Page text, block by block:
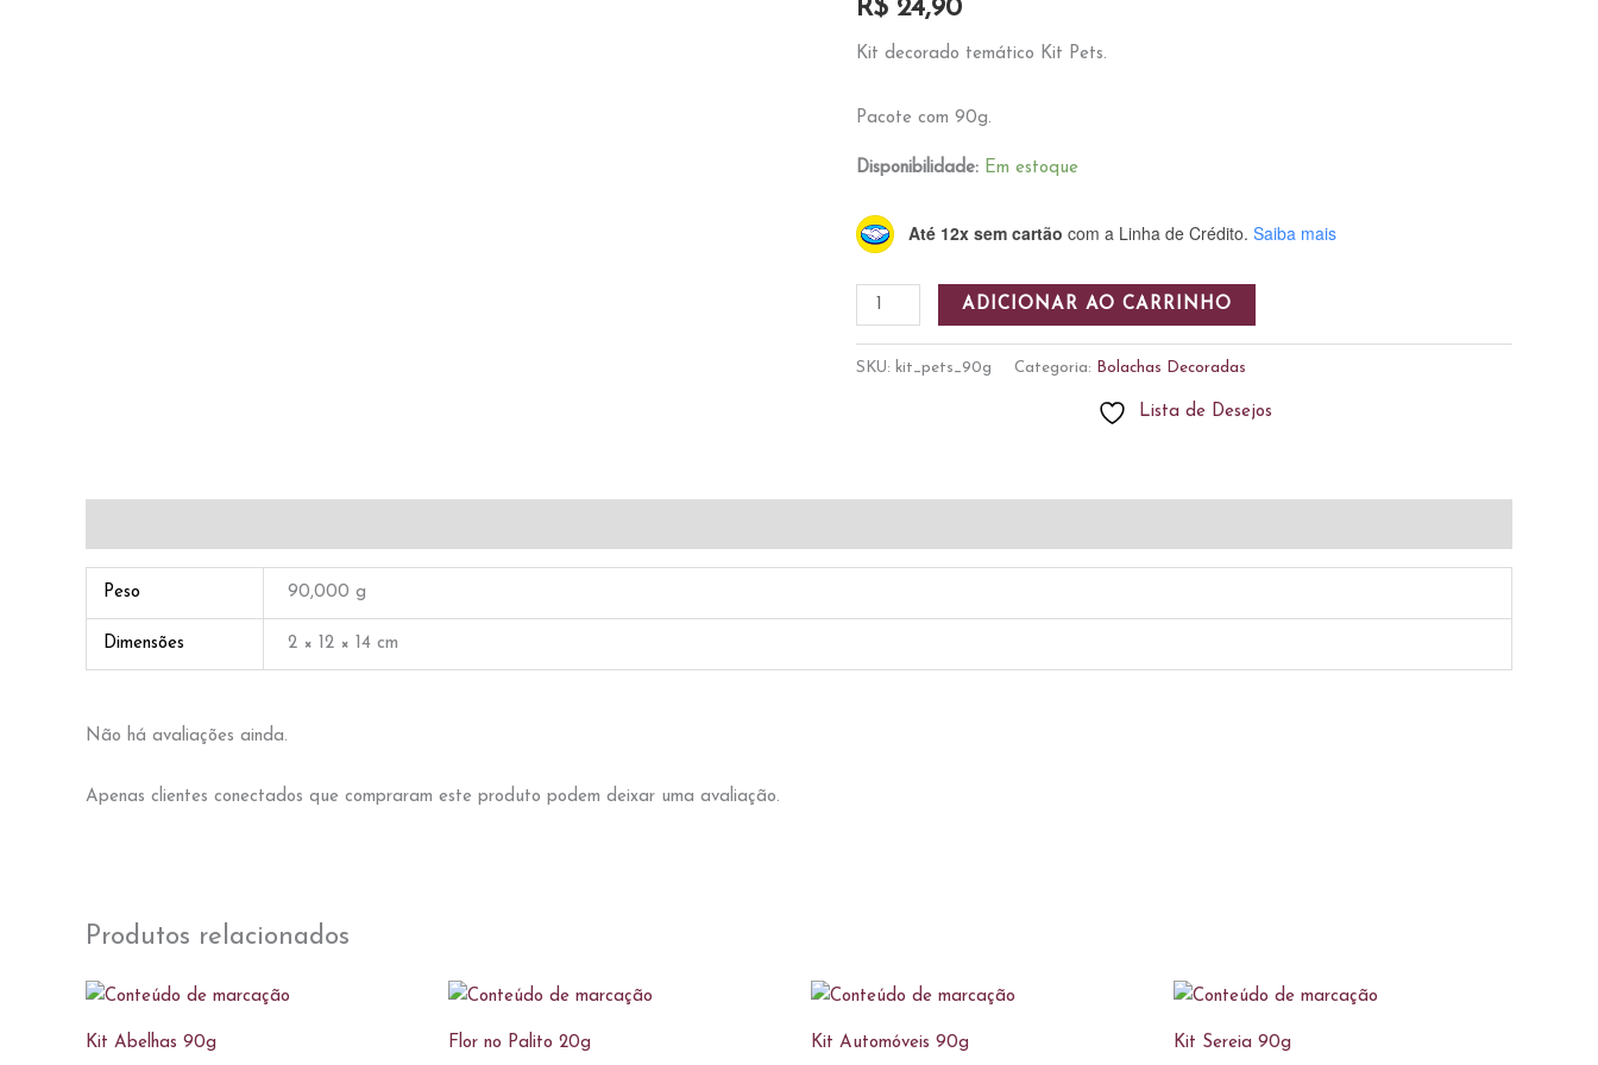
R$ 24,90
Kit decorado temático Kit Pets.
Pacote com 90g.
Disponibilidade: Em estoque
Até 12x sem cartão com a Linha de Crédito. Saiba mais
Kit
Pets
90g
ADICIONAR AO CARRINHO
SKU: kit_pets_90g Categoria: Bolachas Decoradas
Lista de Desejos
Peso 90,000 g
Dimensões 2 × 12 × 14 cm
Não há avaliações ainda.
Apenas clientes conectados que compraram este produto podem deixar uma avaliação.
Produtos relacionados
Kit Abelhas 90g Flor no Palito 20g Kit Automóveis 90g Kit Sereia 90g